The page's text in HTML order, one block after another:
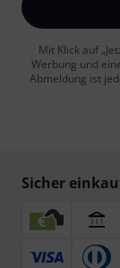
Mit Klick auf
Werbung und
Abmeldung ist
Sicher